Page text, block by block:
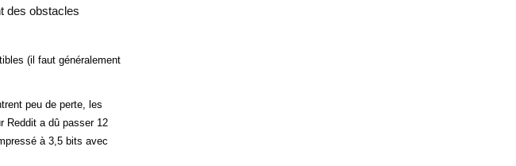
des obstacles
(il faut généralement
peu de perte, les
Reddit a dû passer 12
à 3,5 bits avec